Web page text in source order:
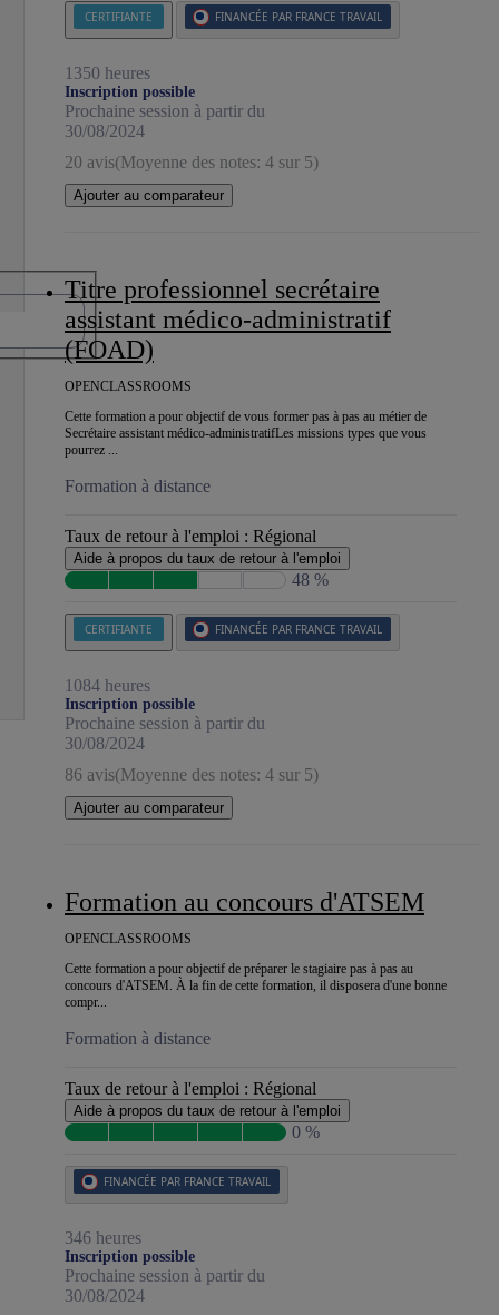
CERTIFIANTE FINANCÉE PAR FRANCE TRAVAIL
1350 heures
Inscription possible
Prochaine session à partir du
30/08/2024
20 avis(Moyenne des notes: 4 sur 5)
Ajouter au comparateur
Titre professionnel secrétaire
assistant médico-administratif
(FOAD)
OPENCLASSROOMS
Cette formation a pour objectif de vous former pas à pas au métier de
Secrétaire assistant médico-administratifLes missions types que vous
pourrez ...
Formation à distance
Taux de retour à l'emploi : Régional
Aide à propos du taux de retour à l'emploi
48 %
CERTIFIANTE FINANCÉE PAR FRANCE TRAVAIL
1084 heures
Inscription possible
Prochaine session à partir du
30/08/2024
86 avis(Moyenne des notes: 4 sur 5)
Ajouter au comparateur
Formation au concours d'ATSEM
OPENCLASSROOMS
Cette formation a pour objectif de préparer le stagiaire pas à pas au
concours d'ATSEM. À la fin de cette formation, il disposera d'une bonne
compr...
Formation à distance
Taux de retour à l'emploi : Régional
Aide à propos du taux de retour à l'emploi
0 %
FINANCÉE PAR FRANCE TRAVAIL
346 heures
Inscription possible
Prochaine session à partir du
30/08/2024